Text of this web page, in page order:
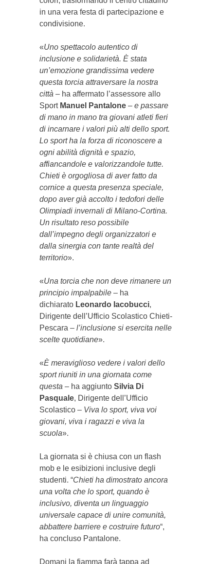
in una vera festa di partecipazione e
condivisione.
«Uno spettacolo autentico di
inclusione e solidarietà. È stata
un’emozione grandissima vedere
questa torcia attraversare la nostra
città – ha affermato l’assessore allo
Sport Manuel Pantalone–e passare
di mano in mano tra giovani atleti fieri
di incarnare i valori più alti dello sport.
Lo sport ha la forza di riconoscere a
ogni abilità dignità e spazio,
affiancandole e valorizzandole tutte.
Chieti è orgogliosa di aver fatto da
cornice a questa presenza speciale,
dopo aver già accolto i tedofori delle
Olimpiadi invernali di Milano-Cortina.
Un risultato reso possibile
dall’impegno degli organizzatori e
dalla sinergia con tante realtà del
territorio».
«Una torcia che non deve rimanere un
principio impalpabile– ha
dichiarato Leonardo Iacobucci,
Dirigente dell’Ufficio Scolastico Chieti-
Pescara – l’inclusione si esercita nelle
scelte quotidiane».
«È meraviglioso vedere i valori dello
sport riuniti in una giornata come
questa – ha aggiunto Silvia Di
Pasquale, Dirigente dell’Ufficio
Scolastico – Viva lo sport, viva voi
giovani, viva i ragazzi e viva la
scuola».
La giornata si è chiusa con un flash
mob e le esibizioni inclusive degli
studenti. “Chieti ha dimostrato ancora
una volta che lo sport, quando è
inclusivo, diventa un linguaggio
universale capace di unire comunità,
abbattere barriere e costruire futuro“,
ha concluso Pantalone.
Domani la fiamma farà tappa ad